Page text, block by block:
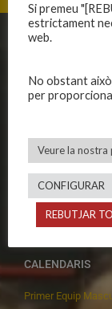
Història
Organització
Avís legal
Política de
Política de galetes
CALENDARIS
Primer Equip
Si premeu
estrictament
web.
No obstant
per
Veure la
CONFIGURAR
REBUTJAR